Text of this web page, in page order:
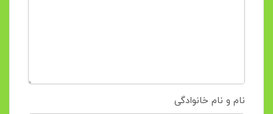
نام و نام خانوادگی